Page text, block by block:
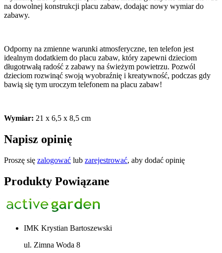
na dowolnej konstrukcji placu zabaw, dodając nowy wymiar do
zabawy.
Odporny na zmienne warunki atmosferyczne, ten telefon jest
idealnym dodatkiem do placu zabaw, który zapewni dzieciom
długotrwałą radość z zabawy na świeżym powietrzu. Pozwól
dzieciom rozwinąć swoją wyobraźnię i kreatywność, podczas gdy
bawią się tym uroczym telefonem na placu zabaw!
Wymiar: 21 x 6,5 x 8,5 cm
Napisz opinię
Proszę się zalogować lub zarejestrować, aby dodać opinię
Produkty Powiązane
IMK Krystian Bartoszewski
ul. Zimna Woda 8